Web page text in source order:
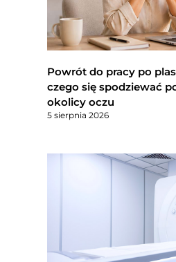
Powrót do pracy po
czego się spodziewać
okolicy oczu
5 sierpnia 2026